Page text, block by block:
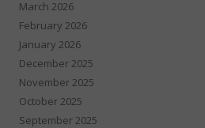
March 2026
February 2026
January 2026
December 2025
November 2025
October 2025
September 2025